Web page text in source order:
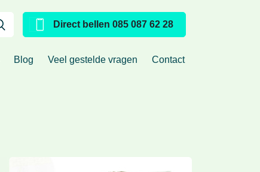
Direct bellen 085 087 62 28
Blog Veel gestelde vragen Contact